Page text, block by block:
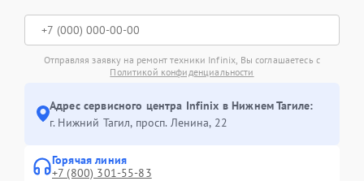
Отправляя заявку на ремонт техники Infinix, Вы соглашаетесь с
Политикой конфиденциальности
Адрес сервисного центра Infinix в Нижнем Тагиле:
г. Нижний Тагил, просп. Ленина, 22
Горячая линия
+7 (800) 301-55-83